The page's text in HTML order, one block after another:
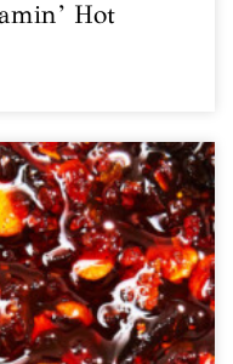
Hot